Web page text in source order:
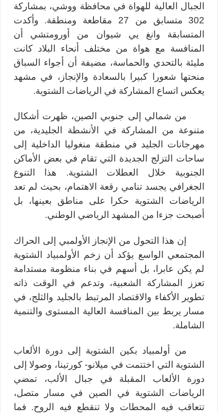
الجبال العالية للهواة في محافظة ووشي، بمشاركة
302 متسابق من
27 مقاطعة ومنطقة. وأكدت
المتسابقة وانغ يي شيوان من أورومتشي أن
المنافسة مع هواة من مختلف أنحاء البلاد كانت
مليئة بالتحدي والحماسة، مضيفة أن أجواء السباق
منحتها شعورا كبيرا بالسعادة والإنجاز، في مشهد
يعكس اتساع المشاركة في الرياضات الشتوية.
من شمالي إلى جنوبي الصين، ظهرت أشكال
متنوعة من المشاركة في الأنشطة الجليدية، من
مهرجانات الجليد في منطقة منغوليا الداخلية إلى
ساحات التزلج الجديدة التي تقام في بعض الأماكن
الجنوبية خلال العطلات الشتوية. هذا التنوع
الجغرافي يجسد تنامي رقعة الاهتمام، بحيث لم تعد
الرياضات الشتوية حكرا على مناطق بعينها، بل
أصبحت جزءا من المشهد الرياضي الوطني.
إن هذا التحول من الإنجاز الأولمبي إلى الحراك
المجتمعي الواسع يؤكد أن زخم الأولمبياد الشتوية
لم يكن عابرا، بل أسهم في بناء منظومة مستدامة
تعزز المشاركة الشعبية، وتدعم في الوقت ذاته
تطوير الأكفاء والاقتصاد المرتبط بالجليد والثلج، في
مسار يربط بين المنافسة العالية المستوى والتنمية
الشاملة.
من أولمبياد بكين الشتوية إلى دورة الألعاب
الشتوية التي اختتمت في ميلانو- كورتينا، وصولا إلى
دورة الألعاب المقبلة في جبال الألب،
تمضي
الرياضات الشتوية في الصين في مسار متصل،
تتعاقب فيه المحطات ولا تنقطع فيه الروح. فما